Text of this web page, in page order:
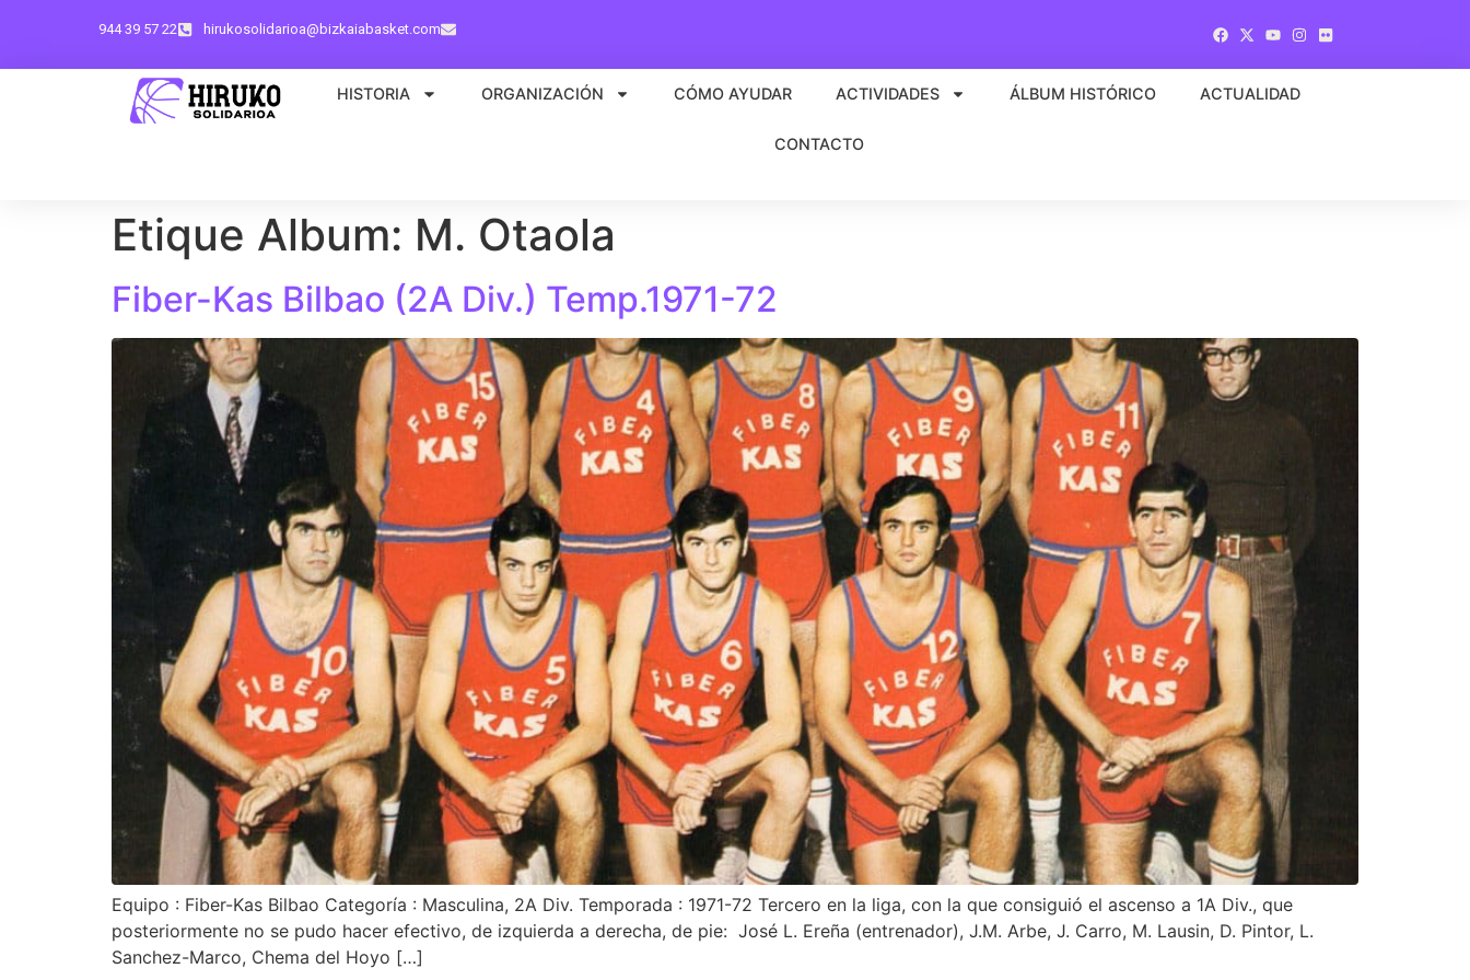
944 39 57 22 hirukosolidarioa@bizkaiabasket.com
HISTORIA ORGANIZACIÓN CÓMO AYUDAR ACTIVIDADES ÁLBUM HISTÓRICO ACTUALIDAD
CONTACTO
Etique Album: M. Otaola
Fiber-Kas Bilbao (2A Div.) Temp.1971-72
Equipo : Fiber-Kas Bilbao Categoría : Masculina, 2A Div. Temporada : 1971-72 Tercero en la liga, con la que consiguió el ascenso a 1A Div., que
posteriormente no se pudo hacer efectivo, de izquierda a derecha, de pie: José L. Ereña (entrenador), J.M. Arbe, J. Carro, M. Lausin, D. Pintor, L.
Sanchez-Marco, Chema del Hoyo […]